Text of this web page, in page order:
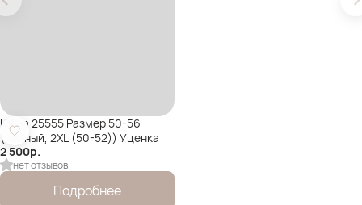
Юбка 25555 Размер 50-56
(черный, 2XL (50-52)) Уценка
2 500р.
нет отзывов
Подробнее